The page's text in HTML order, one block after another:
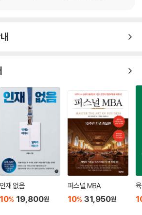
준
다
.
장해 바라봅니다. 경험이 다음 세대와 연결될
넘어 공동체의 자산이
리하는 책이 아니라, 앞으로의 시간을 설계하는
이는 숫자에 불과한가? 아니면 새로운 역할을
가능성을 제시합니다.
인재 없음
10% 19,800원
퍼스널 MBA
10% 31,950원